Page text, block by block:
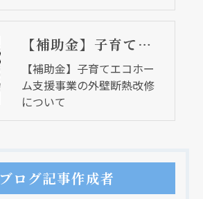
【補助金】子育てエコホーム支援事業の外壁断熱改修について
【補助金】子育てエコホー
ム支援事業の外壁断熱改修
について
ブログ記事作成者